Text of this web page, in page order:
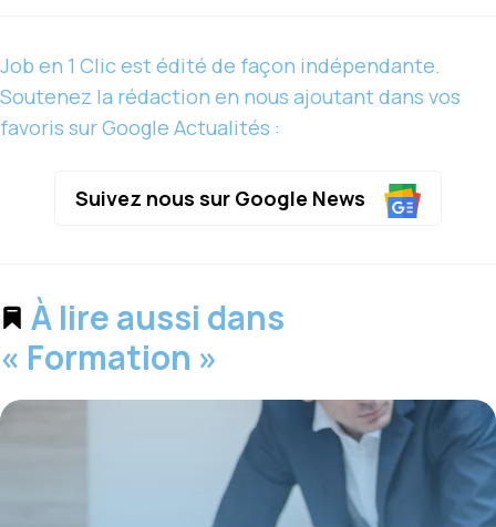
Job en 1 Clic est édité de façon indépendante.
Soutenez la rédaction en nous ajoutant dans vos
favoris sur Google Actualités :
Suivez nous sur Google News
À lire aussi dans
« Formation »